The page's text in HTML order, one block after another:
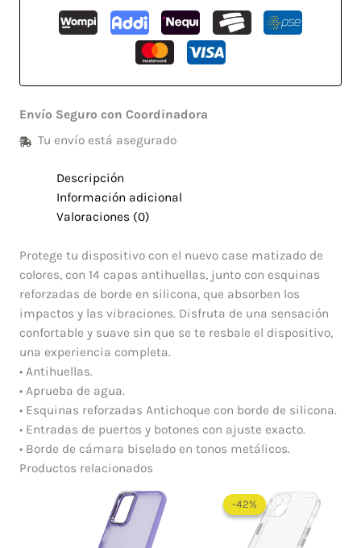
Envío Seguro con Coordinadora
Tu envío está asegurado
Descripción
Información adicional
Valoraciones (0)
Protege tu dispositivo con el nuevo case matizado de
colores, con 14 capas antihuellas, junto con esquinas
reforzadas de borde en silicona, que absorben los
impactos y las vibraciones. Disfruta de una sensación
confortable y suave sin que se te resbale el dispositivo,
una experiencia completa.
• Antihuellas.
• Aprueba de agua.
• Esquinas reforzadas Antichoque con borde de silicona.
• Entradas de puertos y botones con ajuste exacto.
• Borde de cámara biselado en tonos metálicos.
Productos relacionados
-42%
-42%
precio
original
$ 60.000.